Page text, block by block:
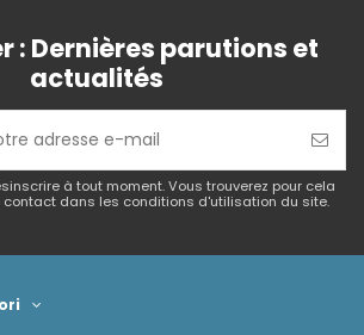
: Dernières parutions et
actualités
à tout moment. Vous trouverez pour cela
dans les conditions d'utilisation du site.